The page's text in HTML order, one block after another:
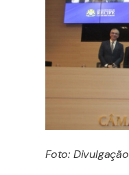
Foto: Divulgação